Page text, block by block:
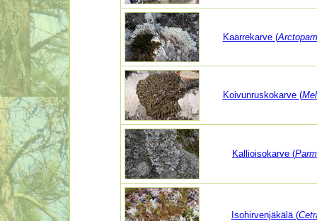
Kaarrekarve (
Koivunruskokarve (
Kallioisokarve (
Isohirvenjäkälä (